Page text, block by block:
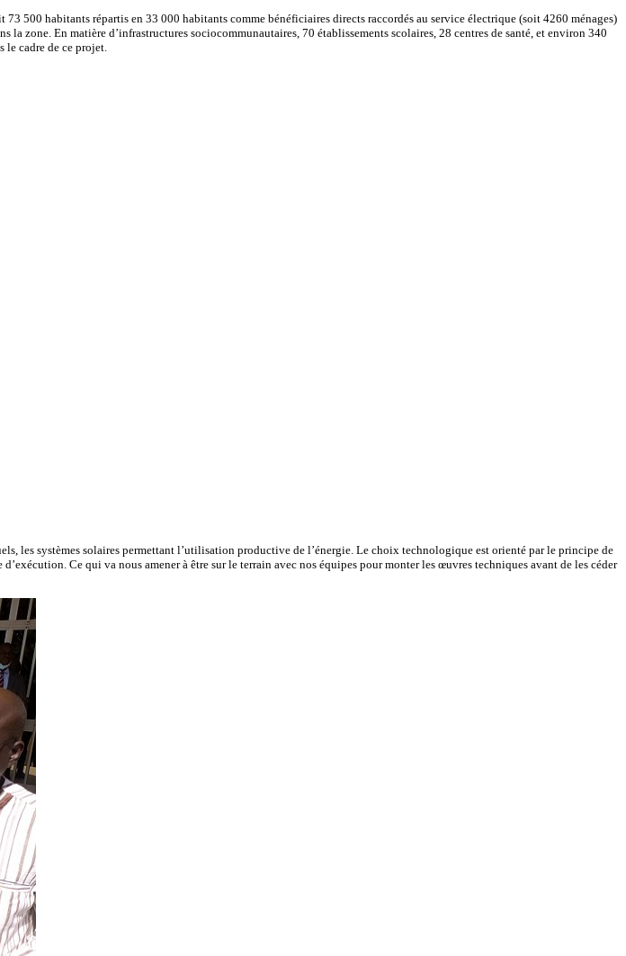
500 habitants répartis en 33 000 habitants comme bénéficiaires directs raccordés au service électrique (soit 4260 ménages)
En matière d’infrastructures sociocommunautaires, 70 établissements scolaires, 28 centres de santé, et environ 340
cadre de ce projet.
les systèmes solaires permettant l’utilisation productive de l’énergie. Le choix technologique est orienté par le principe de
Ce qui va nous amener à être sur le terrain avec nos équipes pour monter les œuvres techniques avant de les céder